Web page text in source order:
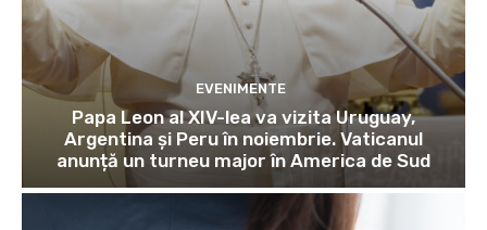
EVENIMENTE
Papa Leon al XIV-lea va vizita Uruguay,
Argentina și Peru în noiembrie. Vaticanul
anunță un turneu major în America de Sud